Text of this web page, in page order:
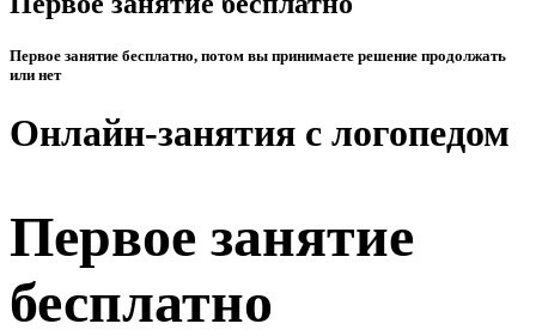
Первое занятие бесплатно, потом вы принимаете решение продолжать
или нет
Онлайн-занятия с логопедом
Первое занятие
бесплатно